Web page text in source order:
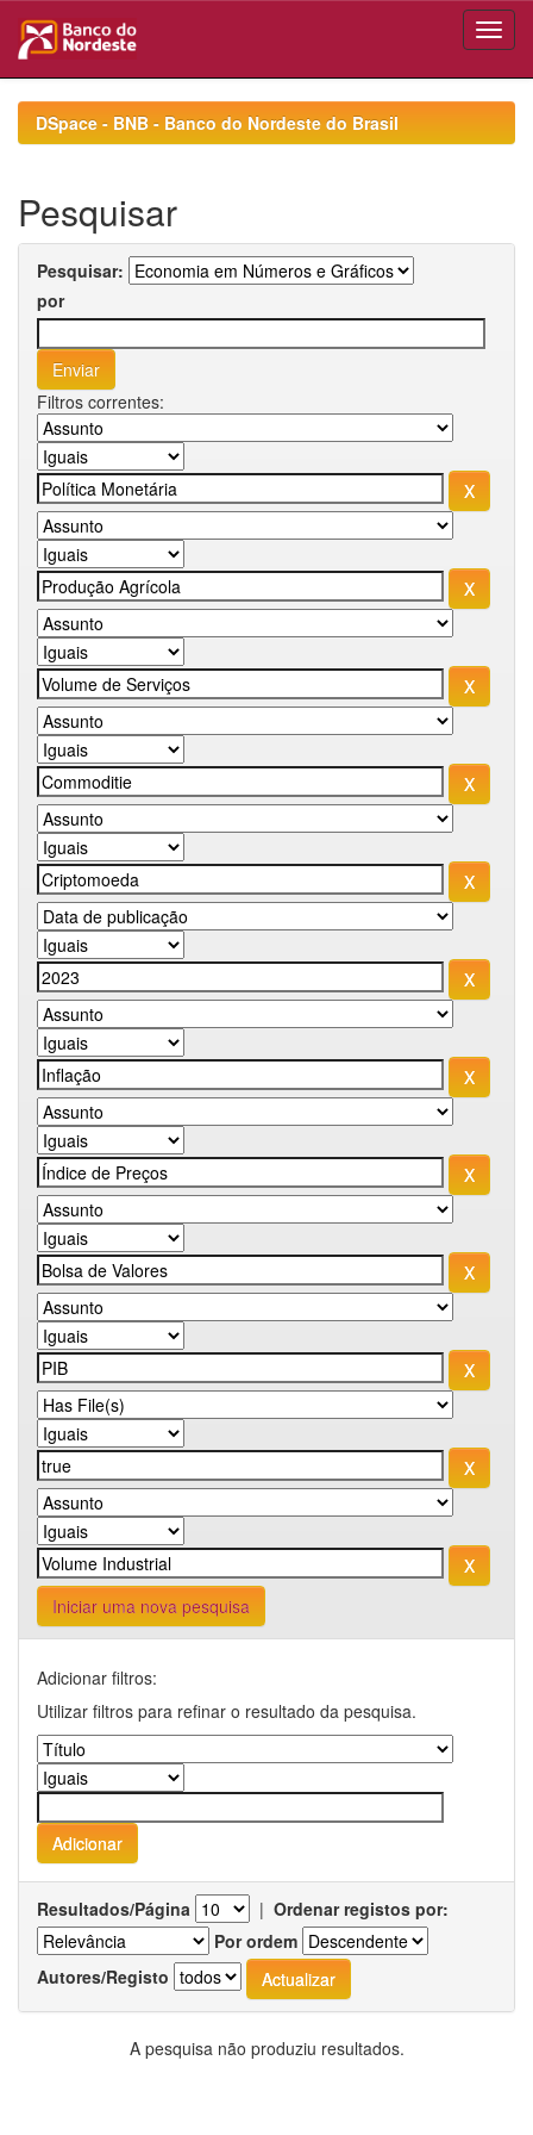
navigationDSpace - BNB - Banco do Nordeste do Brasil
Pesquisar
Pesquisar:
por
Filtros correntes:
Iniciar uma nova pesquisa
Adicionar filtros:
Utilizar filtros para refinar o resultado da pesquisa.
Resultados/Página | Ordenar registos por:
Por ordem
Autores/Registo
A pesquisa não produziu resultados.